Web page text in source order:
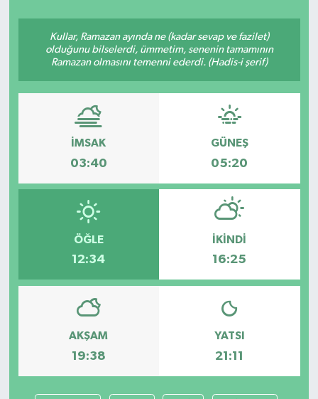
Kullar, Ramazan ayında ne (kadar sevap ve fazilet)
olduğunu bilselerdi, ümmetim, senenin tamamının
Ramazan olmasını temenni ederdi. (Hadis-i şerif)
İMSAK
03:40
GÜNEŞ
05:20
ÖĞLE
12:34
İKINDI
16:25
AKŞAM
19:38
YATSI
21:11